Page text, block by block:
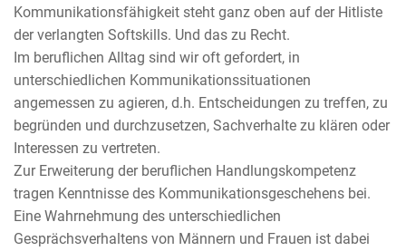
Kommunikationsfähigkeit steht ganz oben auf der Hitliste
der verlangten Softskills. Und das zu Recht.
Im beruflichen Alltag sind wir oft gefordert, in
unterschiedlichen Kommunikationssituationen
angemessen zu agieren, d.h. Entscheidungen zu treffen, zu
begründen und durchzusetzen, Sachverhalte zu klären oder
Interessen zu vertreten.
Zur Erweiterung der beruflichen Handlungskompetenz
tragen Kenntnisse des Kommunikationsgeschehens bei.
Eine Wahrnehmung des unterschiedlichen
Gesprächsverhaltens von Männern und Frauen ist dabei